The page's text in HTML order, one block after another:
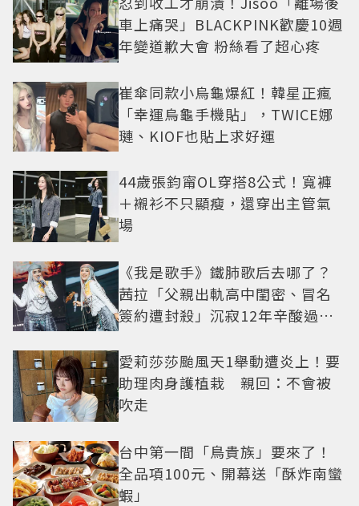
車上痛哭」BLACKPINK歡慶10週
年變道歉大會 粉絲看了超心疼
崔傘同款小烏龜爆紅！韓星正瘋
「幸運烏龜手機貼」，TWICE娜
璉、KIOF也貼上求好運
44歲張鈞甯OL穿搭8公式！寬褲
＋襯衫不只顯瘦，還穿出主管氣
場
《我是歌手》鐵肺歌后去哪了？
茜拉「父親出軌高中閨密、冒名
簽約遭封殺」沉寂12年辛酸過往
愛莉莎莎颱風天1舉動遭炎上！要
助理肉身護植栽 親回：不會被
吹走
台中第一間「鳥貴族」要來了！
全品項100元、開幕送「酥炸南蠻
蝦」